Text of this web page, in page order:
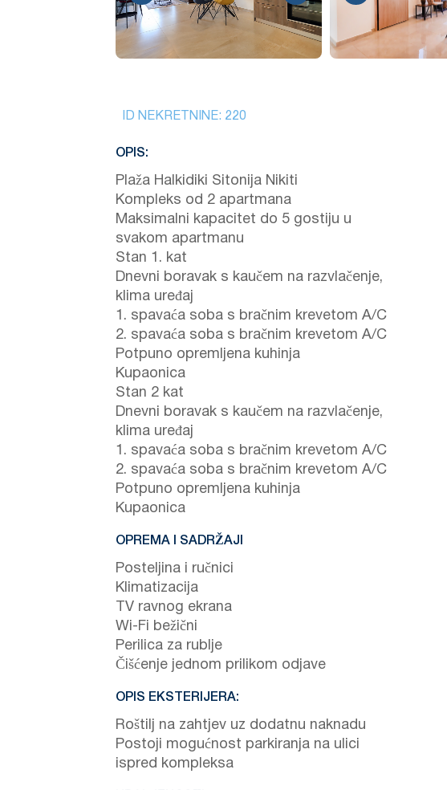
ID NEKRETNINE: 220
OPIS:
Plaža Halkidiki Sitonija Nikiti
Kompleks od 2 apartmana
Maksimalni kapacitet do 5 gostiju u
svakom apartmanu
Stan 1. kat
Dnevni boravak s kaučem na razvlačenje,
klima uređaj
1. spavaća soba s bračnim krevetom A/C
2. spavaća soba s bračnim krevetom A/C
Potpuno opremljena kuhinja
Kupaonica
Stan 2 kat
Dnevni boravak s kaučem na razvlačenje,
klima uređaj
1. spavaća soba s bračnim krevetom A/C
2. spavaća soba s bračnim krevetom A/C
Potpuno opremljena kuhinja
Kupaonica
OPREMA I SADRŽAJI
Posteljina i ručnici
Klimatizacija
TV ravnog ekrana
Wi-Fi bežični
Perilica za rublje
Čišćenje jednom prilikom odjave
OPIS EKSTERIJERA:
Roštilj na zahtjev uz dodatnu naknadu
Postoji mogućnost parkiranja na ulici
ispred kompleksa